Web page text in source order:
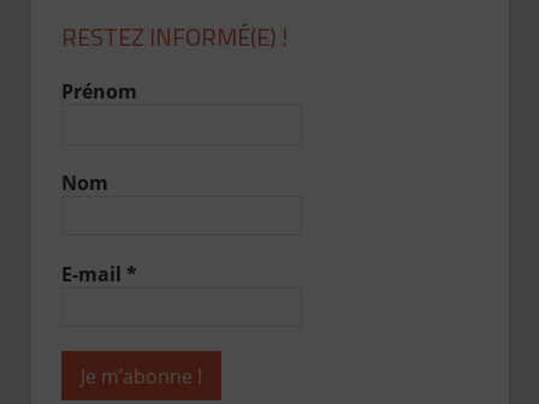
RESTEZ INFORMÉ(E) !
Prénom
Nom
E-mail *